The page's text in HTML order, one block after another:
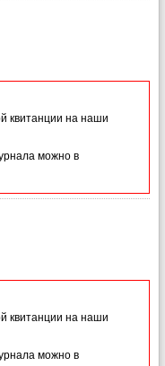
квитанции на наши
можно в
квитанции на наши
можно в